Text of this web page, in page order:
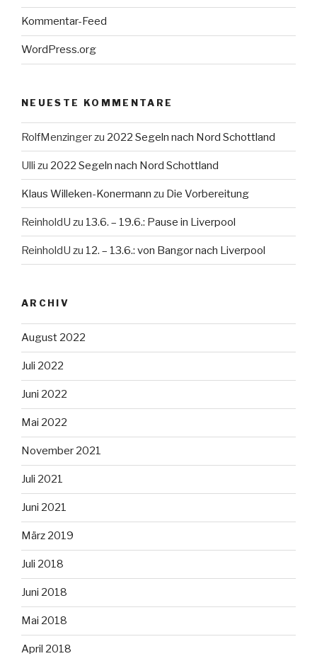
Kommentar-Feed
WordPress.org
NEUESTE KOMMENTARE
RolfMenzingerzu 2022 Segeln nach Nord Schottland
Ulli zu 2022 Segeln nach Nord Schottland
Klaus Willeken-Konermann zu Die Vorbereitung
ReinholdU zu 13.6. – 19.6.: Pause in Liverpool
ReinholdU zu 12. – 13.6.: von Bangor nach Liverpool
ARCHIV
August 2022
Juli 2022
Juni 2022
Mai 2022
November 2021
Juli 2021
Juni 2021
März 2019
Juli 2018
Juni 2018
Mai 2018
April 2018